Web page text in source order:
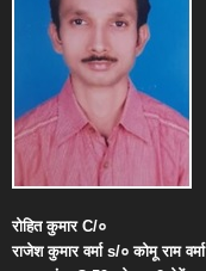
रोहित कुमारC/०
राजेश कुमार वर्माs/० कोमू राम वर्मा